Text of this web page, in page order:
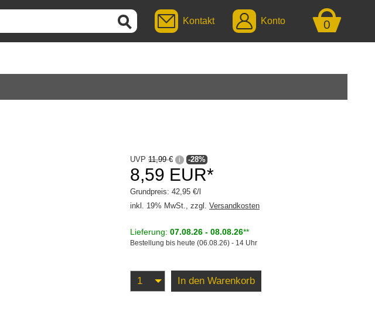
0
Kontakt Konto
UVP 11,99 € i -28%
8,59 EUR*
Grundpreis: 42,95 €/l
inkl. 19% MwSt., zzgl. Versandkosten
Lieferung: 07.08.26 - 08.08.26**
Bestellung bis heute (06.08.26) - 14 Uhr
In den Warenkorb